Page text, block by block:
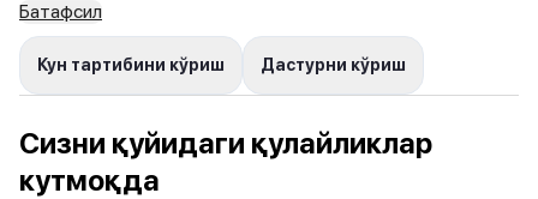
Батафсил
Кун тартибини кўриш Дастурни кўриш
Сизни қуйидаги қулайликлар
кутмоқда